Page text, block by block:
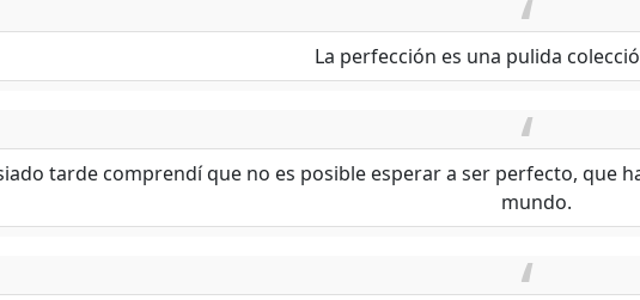
La perfección es una pulida
tarde comprendí que no es posible esperar a ser perfecto, que
mundo.